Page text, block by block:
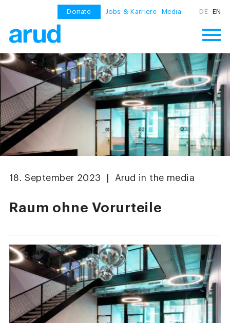
Donate Jobs & Karriere Media DE EN
18. September 2023 | Arud in the media
Raum ohne Vorurteile